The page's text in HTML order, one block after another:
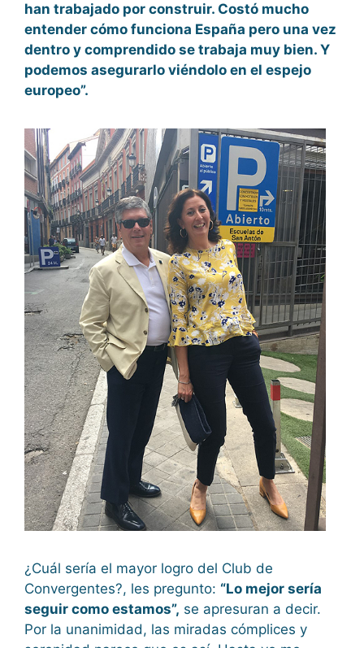
han trabajado por construir. Costó mucho
entender cómo funciona España pero una vez
dentro y comprendido se trabaja muy bien. Y
podemos asegurarlo viéndolo en el espejo
europeo”.
¿Cuál sería el mayor logro del Club de
Convergentes?, les pregunto: “Lo mejor sería
seguir como estamos”, se apresuran a decir.
Por la unanimidad, las miradas cómplices y